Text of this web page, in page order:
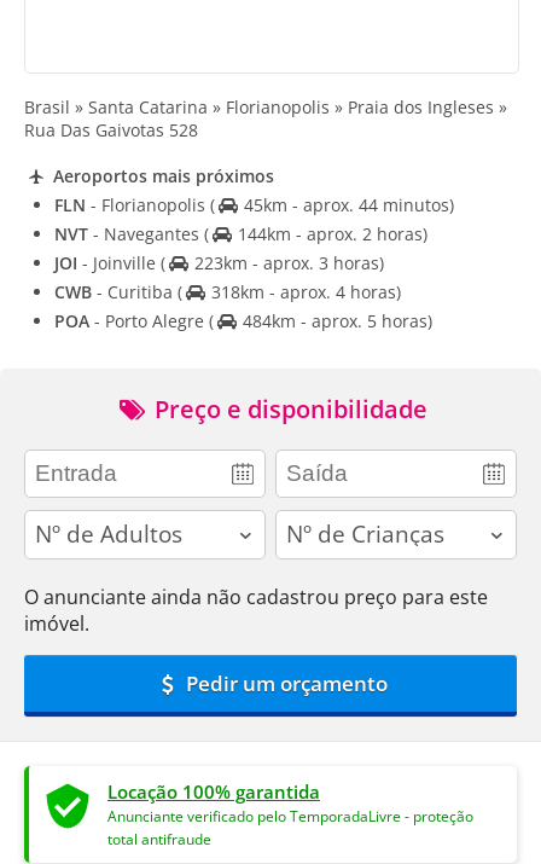
Brasil » Santa Catarina » Florianopolis » Praia dos Ingleses »
Rua Das Gaivotas 528
Aeroportos mais próximos
FLN - Florianopolis (
45km - aprox. 44 minutos)
NVT - Navegantes (
144km - aprox. 2 horas)
JOI - Joinville (
223km - aprox. 3 horas)
CWB - Curitiba (
318km - aprox. 4 horas)
POA - Porto Alegre ( 484km - aprox. 5 horas)
Preço e disponibilidade
adults children
O anunciante ainda não cadastrou preço para este
imóvel.
Pedir um orçamento
Locação 100% garantida
Anunciante verificado pelo TemporadaLivre - proteção
total antifraude